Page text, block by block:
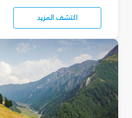
اكتشف المزيد